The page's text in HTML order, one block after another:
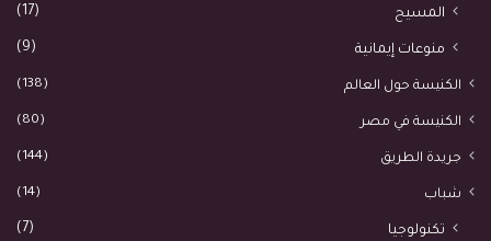
المسيح (17)
منوعات إيمانية (9)
الكنيسة حول العالم (138)
الكنيسة في مصر (80)
جريدة الطريق (144)
شباب (14)
تكنولوجيا (7)